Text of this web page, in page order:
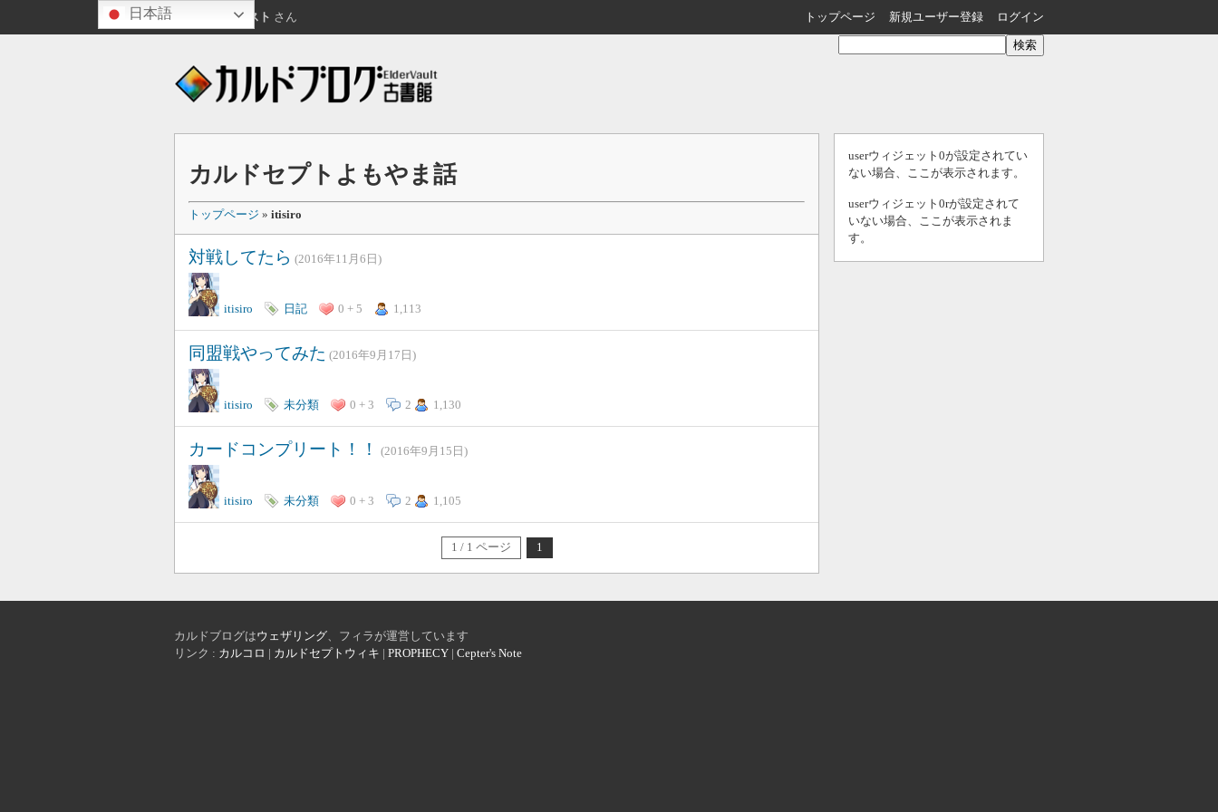
ゲスト さん トップページ 新規ユーザー登録 ログイン
カルドセプトよもやま話
トップページ » itisiro
対戦してたら (2016年11月6日)
itisiro 日記 0 + 5 1,113
同盟戦やってみた (2016年9月17日)
itisiro 未分類 0 + 3 2 1,130
カードコンプリート！！ (2016年9月15日)
itisiro 未分類 0 + 3 2 1,105
1 / 1 ページ 1
userウィジェット0が設定されてい
ない場合、ここが表示されます。
userウィジェット0rが設定されて
いない場合、ここが表示されま
す。
カルドブログはウェザリング 、フィラが運営しています
リンク : カルコロ | カルドセプトウィキ | PROPHECY | Cepter's Note
日本語